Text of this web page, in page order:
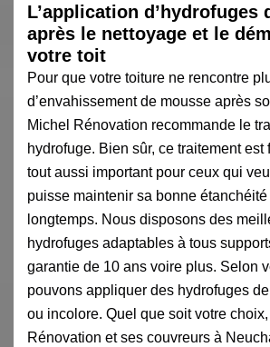
L’application d’hydrofuges
après le nettoyage et le
votre toit
Pour que votre toiture ne rencontre
d’envahissement de mousse après
Michel Rénovation recommande le
hydrofuge. Bien sûr, ce traitement est
tout aussi important pour ceux qui
puisse maintenir sa bonne
longtemps. Nous disposons des
hydrofuges adaptables à tous
garantie de 10 ans voire plus. Selon
pouvons appliquer des hydrofuges
ou incolore. Quel que soit votre
Rénovation et ses couvreurs à